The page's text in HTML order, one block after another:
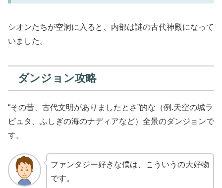
シオンたちが空洞に入ると、内部は謎の古代神殿になって
いました。
ダンジョン攻略
“その昔、古代文明がありましたとさ”的な（例.天空の城ラ
ピュタ、ふしぎの海のナディアなど）全景のダンジョンで
す。
ファンタジー好きな僕は、こういうの大好物
です。